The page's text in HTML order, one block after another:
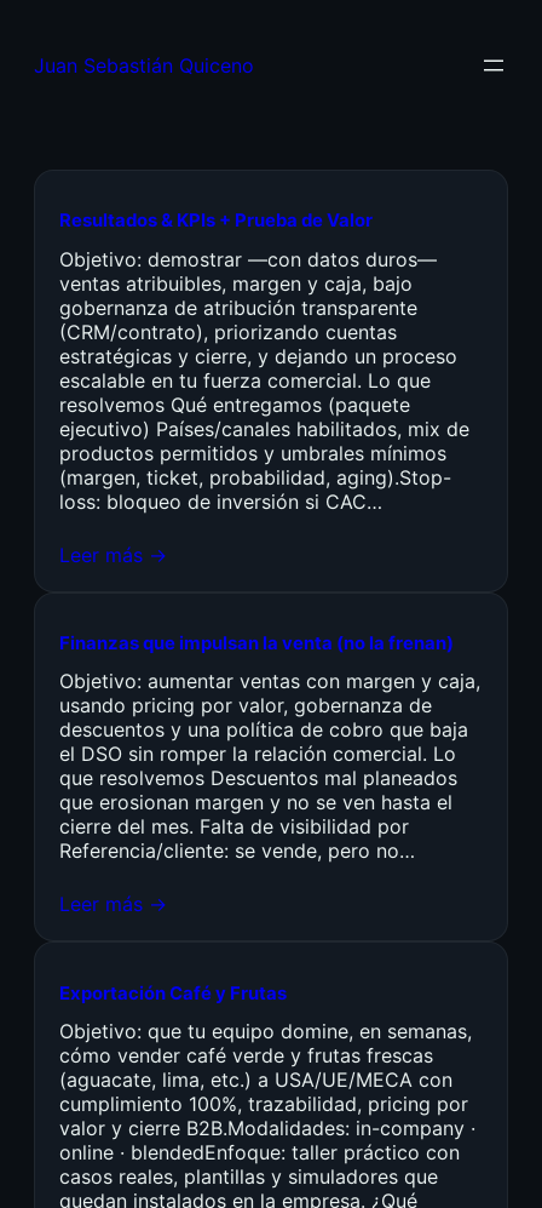
Juan Sebastián Quiceno
Resultados & KPIs + Prueba de Valor
Objetivo: demostrar —con datos duros—
ventas atribuibles, margen y caja, bajo
gobernanza de atribución transparente
(CRM/contrato), priorizando cuentas
estratégicas y cierre, y dejando un proceso
escalable en tu fuerza comercial. Lo que
resolvemos Qué entregamos (paquete
ejecutivo) Países/canales habilitados, mix de
productos permitidos y umbrales mínimos
(margen, ticket, probabilidad, aging).Stop-
loss: bloqueo de inversión si CAC…
Leer más →
Finanzas que impulsan la venta (no la frenan)
Objetivo: aumentar ventas con margen y caja,
usando pricing por valor, gobernanza de
descuentos y una política de cobro que baja
el DSO sin romper la relación comercial. Lo
que resolvemos Descuentos mal planeados
que erosionan margen y no se ven hasta el
cierre del mes. Falta de visibilidad por
Referencia/cliente: se vende, pero no…
Leer más →
Exportación Café y Frutas
Objetivo: que tu equipo domine, en semanas,
cómo vender café verde y frutas frescas
(aguacate, lima, etc.) a USA/UE/MECA con
cumplimiento 100%, trazabilidad, pricing por
valor y cierre B2B.Modalidades: in-company ·
online · blendedEnfoque: taller práctico con
casos reales, plantillas y simuladores que
quedan instalados en la empresa. ¿Qué